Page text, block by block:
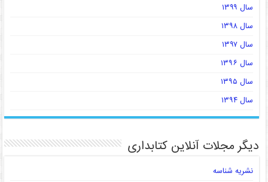
سال ۱۳۹۹
سال ۱۳۹۸
سال ۱۳۹۷
سال ۱۳۹۶
سال ۱۳۹۵
سال ۱۳۹۴
دیگر مجلات آنلاین کتابداری
نشریه شناسه